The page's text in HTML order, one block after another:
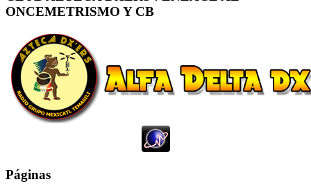
ONCEMETRISMO Y CB
Páginas